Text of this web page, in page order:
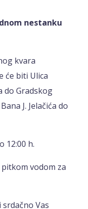
nestanku
kvara
će biti Ulica
do Gradskog
J. Jelačića do
12:00 h.
vodom za
Vas